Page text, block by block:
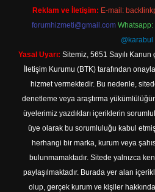
Reklam ve İletişim: E-mail:
forumhizmeti@gmail.com
@karabul
Yasal Uyarı: Sitemiz, 5651 Sayılı
İletişim Kurumu (BTK) tarafından
hizmet vermektedir. Bu nedenle,
denetleme veya araştırma
üyelerimiz yazdıkları içeriklerin
üye olarak bu sorumluluğu kabul
herhangi bir marka, kurum veya
bulunmamaktadır. Sitede yalnızca
paylaşılmaktadır. Burada yer alan
olup, gerçek kurum ve kişiler